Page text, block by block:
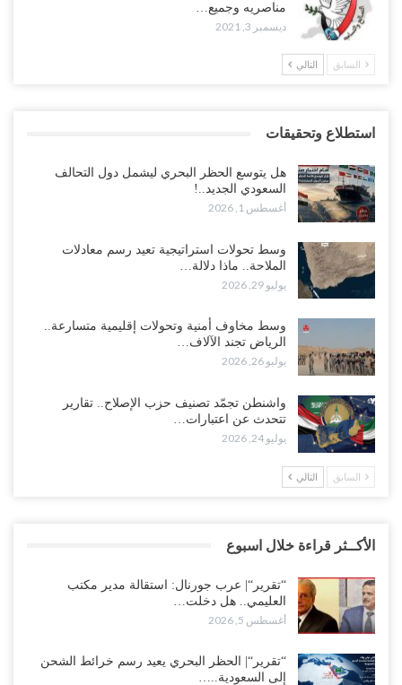
مناصريه وجميع…
ديسمبر 3, 2021
السابق التالي
استطلاع وتحقيقات
هل يتوسع الحظر البحري ليشمل دول التحالف
السعودي الجديد..!
أغسطس 1, 2026
وسط تحولات استراتيجية تعيد رسم معادلات
الملاحة.. ماذا دلالة…
يوليو 29, 2026
وسط مخاوف أمنية وتحولات إقليمية متسارعة..
الرياض تجند الآلاف…
يوليو 26, 2026
واشنطن تجمّد تصنيف حزب الإصلاح.. تقارير
تتحدث عن اعتبارات…
يوليو 24, 2026
السابق التالي
الأكــثر قراءة خلال اسبوع
“تقرير“| عرب جورنال: استقالة مدير مكتب
العليمي.. هل دخلت…
أغسطس 5, 2026
“تقرير“| الحظر البحري يعيد رسم خرائط الشحن
إلى السعودية..…